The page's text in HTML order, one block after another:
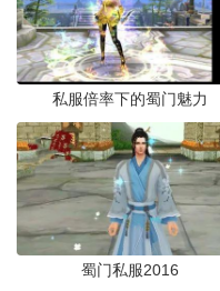
私服倍率下的蜀门魅力
蜀门私服2016